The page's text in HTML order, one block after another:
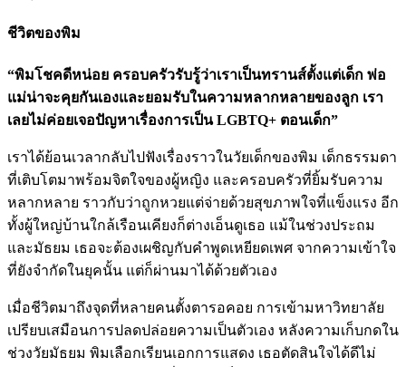
ชีวิตของพิม
“พิมโชคดีหน่อย ครอบครัวรับรู้ว่าเราเป็นทรานส์ตั้งแต่เด็ก พ่อ
แม่น่าจะคุยกันเองและยอมรับในความหลากหลายของลูก เรา
เลยไม่ค่อยเจอปัญหาเรื่องการเป็น LGBTQ+ ตอนเด็ก”
เราได้ย้อนเวลากลับไปฟังเรื่องราวในวัยเด็กของพิม เด็กธรรมดา
ที่เติบโตมาพร้อมจิตใจของผู้หญิง และครอบครัวที่ยิ้มรับความ
หลากหลาย ราวกับว่าถูกหวยแต่จ่ายด้วยสุขภาพใจที่แข็งแรง อีก
ทั้งผู้ใหญ่บ้านใกล้เรือนเคียงก็ต่างเอ็นดูเธอ แม้ในช่วงประถม
และมัธยม เธอจะต้องเผชิญกับคำพูดเหยียดเพศ จากความเข้าใจ
ที่ยังจำกัดในยุคนั้น แต่ก็ผ่านมาได้ด้วยตัวเอง
เมื่อชีวิตมาถึงจุดที่หลายคนตั้งตารอคอย การเข้ามหาวิทยาลัย
เปรียบเสมือนการปลดปล่อยความเป็นตัวเอง หลังความเก็บกดใน
ช่วงวัยมัธยม พิมเลือกเรียนเอกการแสดง เธอตัดสินใจได้ดีไม่